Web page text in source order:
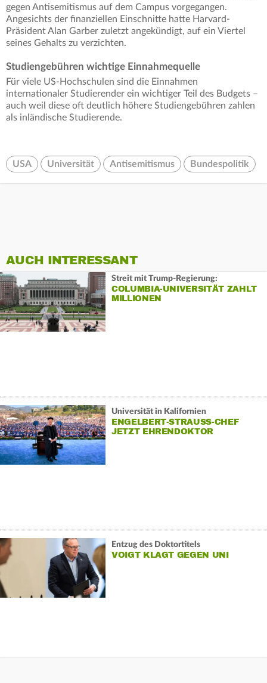
gegen Antisemitismus auf dem Campus vorgegangen.
Angesichts der finanziellen Einschnitte hatte Harvard-
Präsident Alan Garber zuletzt angekündigt, auf ein Viertel
seines Gehalts zu verzichten.
Studiengebühren wichtige Einnahmequelle
Für viele US-Hochschulen sind die Einnahmen
internationaler Studierender ein wichtiger Teil des Budgets –
auch weil diese oft deutlich höhere Studiengebühren zahlen
als inländische Studierende.
USA Universität Antisemitismus Bundespolitik
AUCH INTERESSANT
Streit mit Trump-Regierung:
COLUMBIA-UNIVERSITÄT ZAHLT
MILLIONEN
Universität in Kalifornien
ENGELBERT-STRAUSS-CHEF
JETZT EHRENDOKTOR
Entzug des Doktortitels
VOIGT KLAGT GEGEN UNI